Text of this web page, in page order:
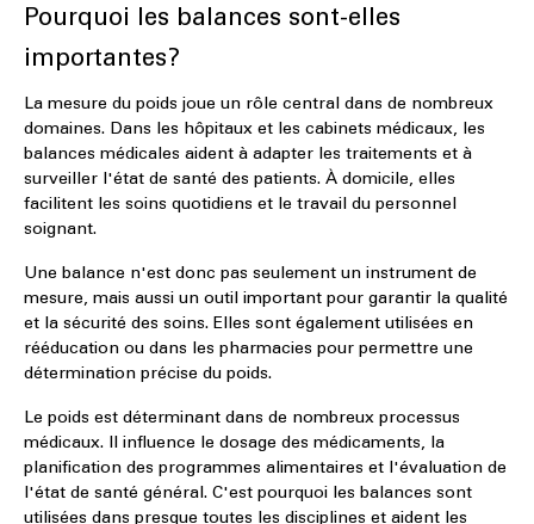
Pourquoi les balances sont-elles
importantes?
La mesure du poids joue un rôle central dans de nombreux
domaines. Dans les hôpitaux et les cabinets médicaux, les
balances médicales aident à adapter les traitements et à
surveiller l'état de santé des patients. À domicile, elles
facilitent les soins quotidiens et le travail du personnel
soignant.
Une balance n'est donc pas seulement un instrument de
mesure, mais aussi un outil important pour garantir la qualité
et la sécurité des soins. Elles sont également utilisées en
rééducation ou dans les pharmacies pour permettre une
détermination précise du poids.
Le poids est déterminant dans de nombreux processus
médicaux. Il influence le dosage des médicaments, la
planification des programmes alimentaires et l'évaluation de
l'état de santé général. C'est pourquoi les balances sont
utilisées dans presque toutes les disciplines et aident les